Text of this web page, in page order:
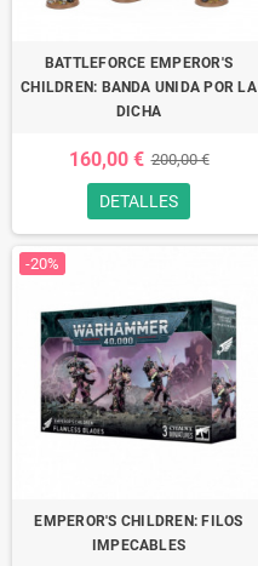
BATTLEFORCE EMPEROR'S
CHILDREN: BANDA UNIDA POR LA
DICHA
160,00 € 200,00 €
DETALLES
-20%
EMPEROR'S CHILDREN: FILOS
IMPECABLES